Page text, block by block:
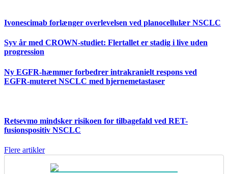
Ivonescimab forlænger overlevelsen ved planocellulær NSCLC
Syv år med CROWN-studiet: Flertallet er stadig i live uden
progression
Ny EGFR-hæmmer forbedrer intrakranielt respons ved
EGFR-muteret NSCLC med hjernemetastaser
Retsevmo mindsker risikoen for tilbagefald ved RET-
fusionspositiv NSCLC
Flere artikler